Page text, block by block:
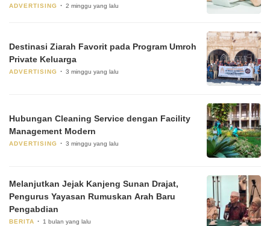
ADVERTISING 2 minggu yang lalu
Destinasi Ziarah Favorit pada Program Umroh
Private Keluarga
ADVERTISING 3 minggu yang lalu
Hubungan Cleaning Service dengan Facility
Management Modern
ADVERTISING 3 minggu yang lalu
Melanjutkan Jejak Kanjeng Sunan Drajat,
Pengurus Yayasan Rumuskan Arah Baru
Pengabdian
BERITA 1 bulan yang lalu